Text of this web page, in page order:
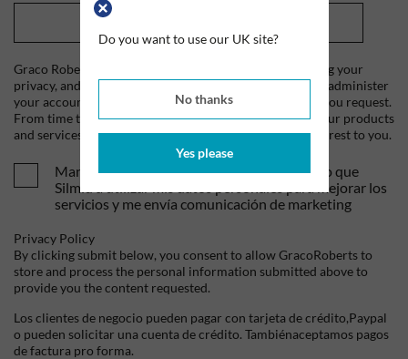
Do you want to use our UK site?
No thanks
Yes please
Graco Roberts is committed to protecting and respecting your
privacy, and we'll only use your personal information to administer
your account and to provide the products and services you request.
From time to time, we would like to contact you about our products
and services, as well as other content that may be of interest to you.
Mandame tus ofertas y novedades. Entiendo que
Silmid a utilizar mis datos personales para mejorar los
servicios y me envía comunicación de marketing
Privacy Policy
By clicking submit below, you consent to allow GracoRoberts to
store and process the personal information submitted above to
provide you the content requested.
Los clientes de negocio pueden pagar con tarjeta de crédito,Paypal
o pueden solicitar una cuenta de crédito. Tambiénaceptamos pagos
de factura pro forma.